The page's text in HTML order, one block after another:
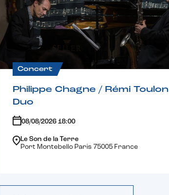
Concert
Philippe Chagne / Rémi Toulon
Duo
08/08/2026 18:00
Le Son de la Terre
Port Montebello Paris 75005 France